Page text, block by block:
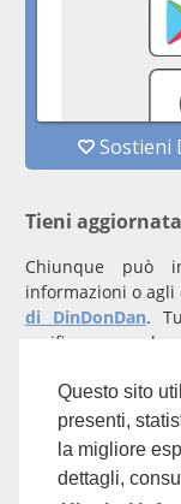
Questo sito
presenti,
la migliore
dettagli,
Tieni
Chiunque può
informazioni o
di DinDonDan.
verifica
con
comunicazioni
Per qualunque